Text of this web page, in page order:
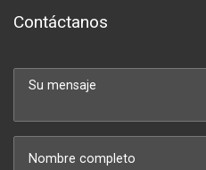
Contáctanos